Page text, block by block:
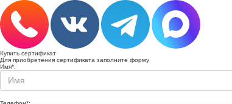
Купить сертификат
Для приобретения сертификата заполните форму
Имя*: